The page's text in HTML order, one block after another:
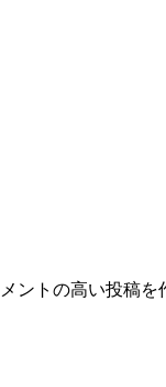
ントの高い投稿を